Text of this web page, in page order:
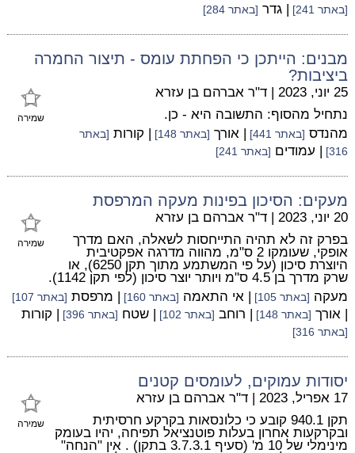
[באתר 241] | גדר [באתר 284]
מבנים: הייתכן כי הפחתת עומס - תיצור החמרה
ביציבות?
שמירה
25 יוני, 2023 | ד"ר אברהם בן עזרא
נתחיל מהסוף: התשובה היא - כן.
מהנדס [באתר 441] | אורך [באתר 148] | קורות [באתר
316]
| עמודים [באתר 241]
מעקים: הסיכון בפינות מעקה המרפסת
שמירה
20 יוני, 2023 | ד"ר אברהם בן עזרא
בפרק זה לא תהיה התייחסות לשאלה, האם מדרך
אופקי, שעומקו 2 ס"מ, מהווה מדרגה אפקטיבית
היוצרת סיכון (על פי המשתמע מתוך תקן 6250), או
שרק מדרך בן 4.5 ס"מ ויותר יוצר סיכון (לפי תקן 1142).
מעקה [באתר 105] | אי התאמה [באתר 160] | מרפסת [באתר 107]
| אורך [באתר 148] | רוחב [באתר 102] | שטח [באתר 396] | קורות
[באתר 316]
יסודות עמוקים, לעומסים קטנים
שמירה
17 אפריל, 2023 | ד"ר אברהם בן עזרא
תקן 940.1 קובע כי כלונסאות בקרקע חרסיתית
ובקרקעות אחרון בעלות פוטנציאל תפיחה, יהיו בעומק
מינימלי של 10 מ' (סעיף 3.7.3.1 בתקן) . אין "הנחה"